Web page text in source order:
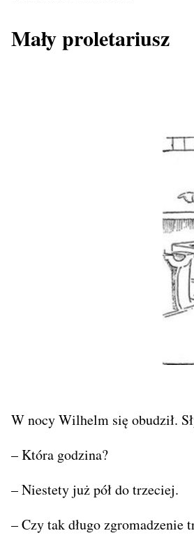
Mały proletariusz
W nocy Wilhelm się obudził.
– Która godzina?
– Niestety już pół do trzeciej.
– Czy tak długo zgromadzenie